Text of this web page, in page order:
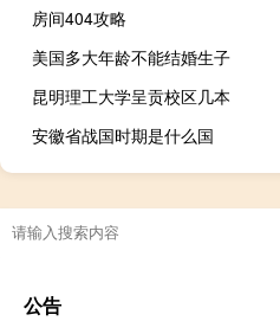
房间404攻略
美国多大年龄不能结婚生子
昆明理工大学呈贡校区几本
安徽省战国时期是什么国
公告